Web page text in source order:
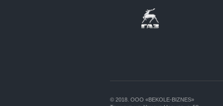
© 2018. ООО «BEKOLE-BIZNES»